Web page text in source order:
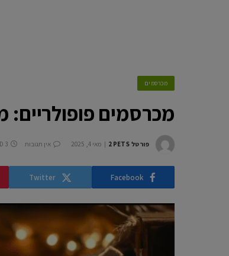
מכרסמים
מכרסמים פופולריים:
פורטל 2PETS מאי 4, 2025 אין תגובות 3 MINS READ
Facebook
Twitter